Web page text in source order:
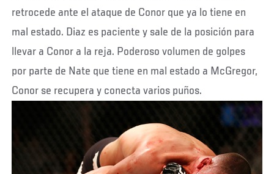
retrocede ante el ataque de Conor que ya lo tiene en
mal estado. Diaz es paciente y sale de la posición para
llevar a Conor a la reja. Poderoso volumen de golpes
por parte de Nate que tiene en mal estado a McGregor,
Conor se recupera y conecta varios puños.